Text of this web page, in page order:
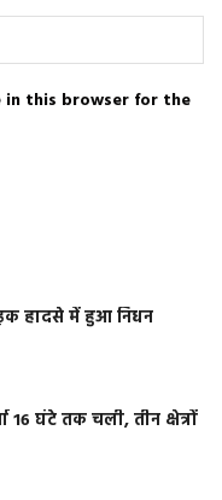
in this browser for the
हादसे में हुआ निधन
16 घंटे तक चली, तीन क्षेत्रों